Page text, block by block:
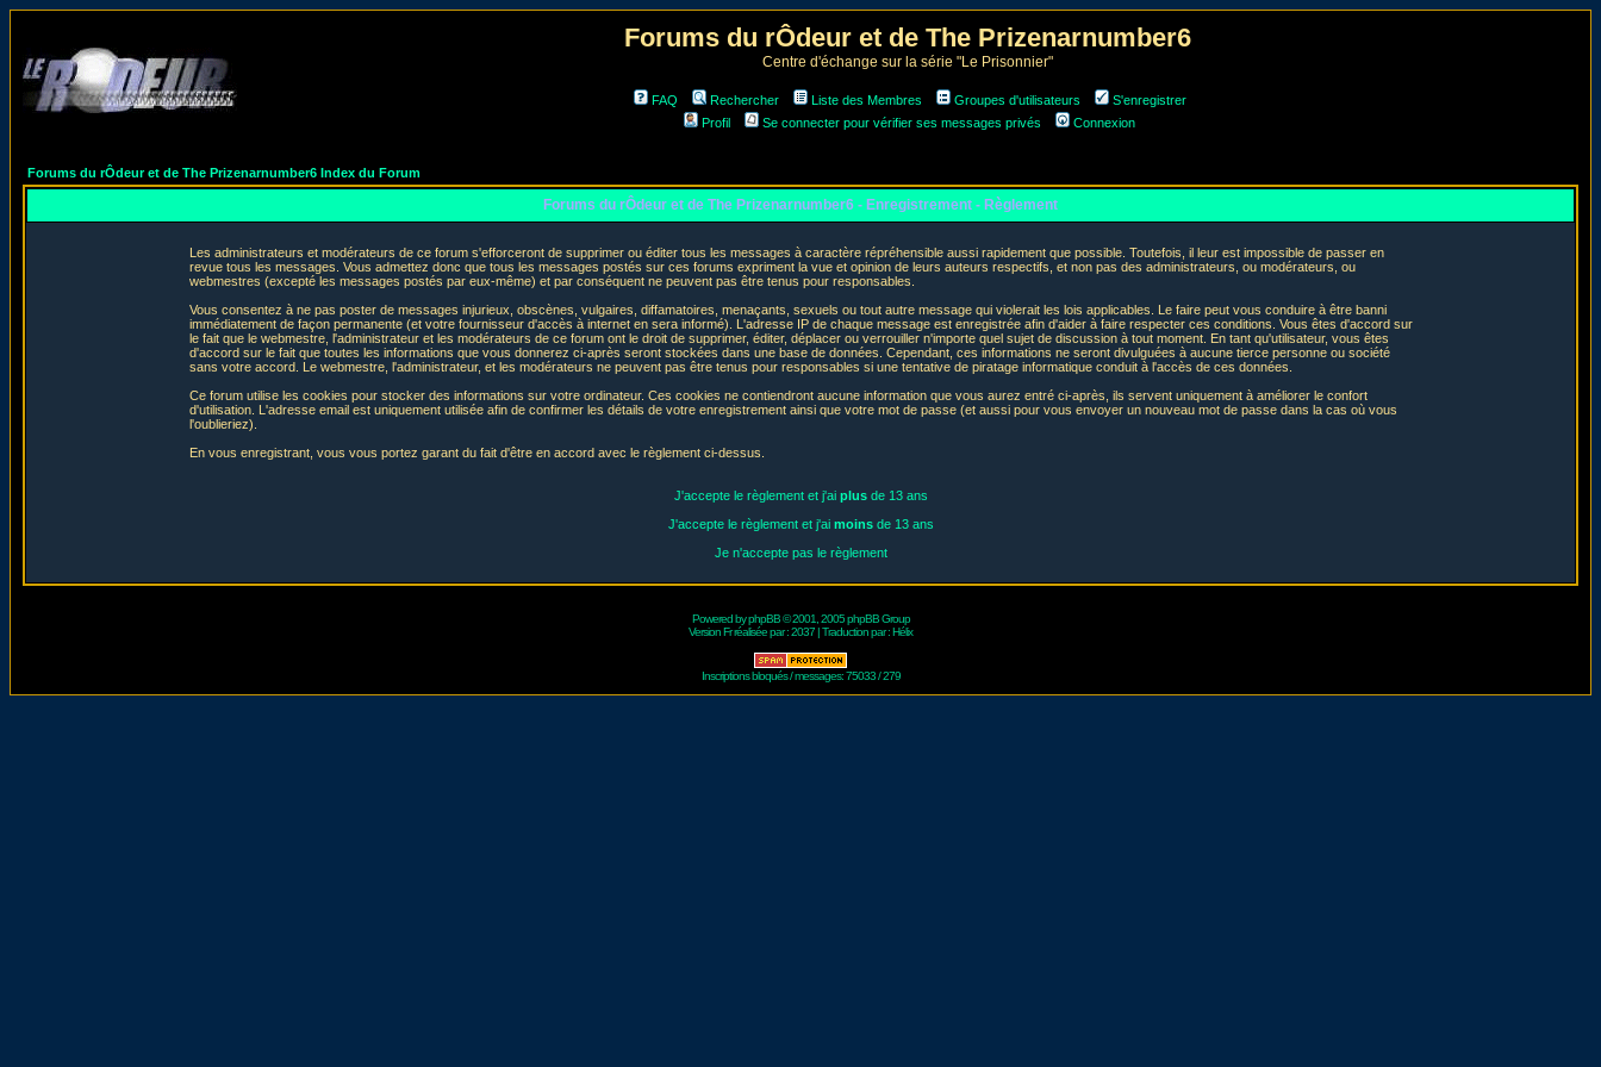
Forums du rÔdeur et de The Prizenarnumber6
Centre d'échange sur la série "Le Prisonnier"
FAQ Rechercher Liste des Membres Groupes d'utilisateurs
S'enregistrer
Profil
Se connecter pour vérifier ses messages privés Connexion
Forums du rÔdeur et de The Prizenarnumber6 Index du Forum
Forums du rÔdeur et de The Prizenarnumber6 - Enregistrement - Règlement
Les administrateurs et modérateurs de ce forum s'efforceront de supprimer ou éditer tous les messages à caractère répréhensible aussi rapidement que possible. Toutefois, il leur est impossible de passer en
revue tous les messages. Vous admettez donc que tous les messages postés sur ces forums expriment la vue et opinion de leurs auteurs respectifs, et non pas des administrateurs, ou modérateurs, ou
webmestres (excepté les messages postés par eux-même) et par conséquent ne peuvent pas être tenus pour responsables.
Vous consentez à ne pas poster de messages injurieux, obscènes, vulgaires, diffamatoires, menaçants, sexuels ou tout autre message qui violerait les lois applicables. Le faire peut vous conduire à être banni
immédiatement de façon permanente (et votre fournisseur d'accès à internet en sera informé). L'adresse IP de chaque message est enregistrée afin d'aider à faire respecter ces conditions. Vous êtes d'accord sur
le fait que le webmestre, l'administrateur et les modérateurs de ce forum ont le droit de supprimer, éditer, déplacer ou verrouiller n'importe quel sujet de discussion à tout moment. En tant qu'utilisateur, vous êtes
d'accord sur le fait que toutes les informations que vous donnerez ci-après seront stockées dans une base de données. Cependant, ces informations ne seront divulguées à aucune tierce personne ou société
sans votre accord. Le webmestre, l'administrateur, et les modérateurs ne peuvent pas être tenus pour responsables si une tentative de piratage informatique conduit à l'accès de ces données.
Ce forum utilise les cookies pour stocker des informations sur votre ordinateur. Ces cookies ne contiendront aucune information que vous aurez entré ci-après, ils servent uniquement à améliorer le confort
d'utilisation. L'adresse email est uniquement utilisée afin de confirmer les détails de votre enregistrement ainsi que votre mot de passe (et aussi pour vous envoyer un nouveau mot de passe dans la cas où vous
l'oublieriez).
En vous enregistrant, vous vous portez garant du fait d'être en accord avec le règlement ci-dessus.
J'accepte le règlement et j'ai plusde 13 ans
J'accepte le règlement et j'ai moinsde 13 ans
Je n'accepte pas le règlement
Powered byphpBB© 2001, 2005 phpBB Group
Version Fr réalisée par :2037 | Traduction par :Hélix
Inscriptions bloqués / messages: 75033 / 279